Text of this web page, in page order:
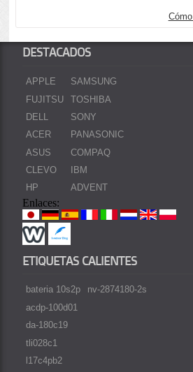
DESTACADOS
APPLE
FUJITSU
DELL
ACER
ASUS
CLEVO
HP
SAMSUNG
TOSHIBA
SONY
PANASONIC
COMPAQ
IBM
ADVENT
Enlaces:
ETIQUETAS CALIENTES
bateria 10s2p
acdp-100d01
da-180c19
tli028c1
l17c4pb2
nv-2874180-2s